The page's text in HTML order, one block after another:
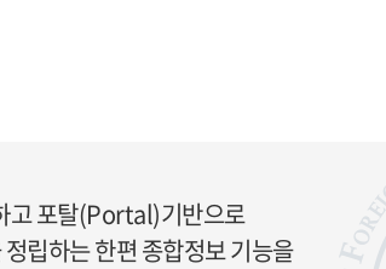
고 포탈(Portal)기반으로
립하는 한편 종합정보 기능을